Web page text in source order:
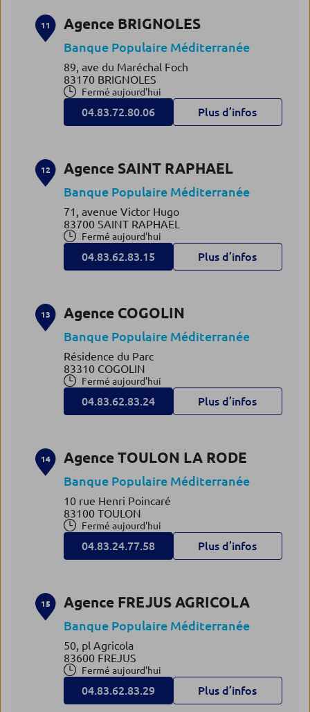
11 Agence BRIGNOLES
Banque Populaire Méditerranée
89, ave du Maréchal Foch
83170 BRIGNOLES
Fermé aujourd'hui
04.83.72.80.06 Plus d’infos
12 Agence SAINT RAPHAEL
Banque Populaire Méditerranée
71, avenue Victor Hugo
83700 SAINT RAPHAEL
Fermé aujourd'hui
04.83.62.83.15 Plus d’infos
13 Agence COGOLIN
Banque Populaire Méditerranée
Résidence du Parc
83310 COGOLIN
Fermé aujourd'hui
04.83.62.83.24 Plus d’infos
14 Agence TOULON LA RODE
Banque Populaire Méditerranée
10 rue Henri Poincaré
83100 TOULON
Fermé aujourd'hui
04.83.24.77.58 Plus d’infos
15 Agence FREJUS AGRICOLA
Banque Populaire Méditerranée
50, pl Agricola
83600 FREJUS
Fermé aujourd'hui
04.83.62.83.29 Plus d’infos